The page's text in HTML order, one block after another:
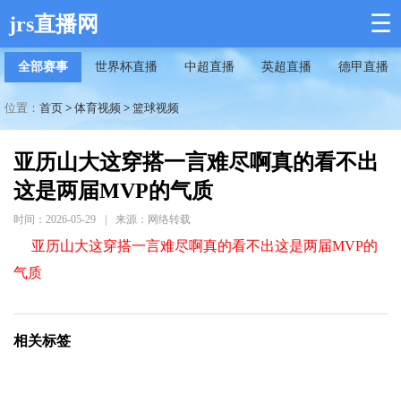
jrs直播网 ☰
全部赛事 世界杯直播 中超直播 英超直播 德甲直播
位置： 首页 > 体育视频 > 篮球视频
亚历山大这穿搭一言难尽啊真的看不出
这是两届MVP的气质
时间：2026-05-29 来源：网络转载
亚历山大这穿搭一言难尽啊真的看不出这是两届MVP的
气质
相关标签